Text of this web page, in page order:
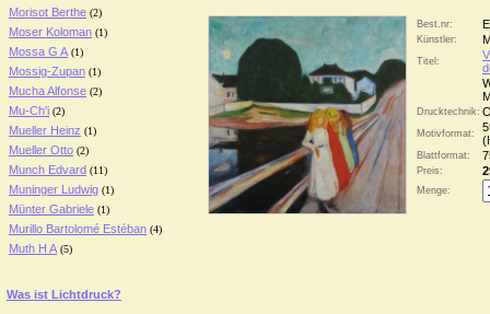
Morisot Berthe (2)
Moser Koloman (1)
Mossa G A (1)
Mossig-Zupan (1)
Mucha Alfonse (2)
Mu-Ch'i (2)
Mueller Heinz (1)
Mueller Otto (2)
Munch Edvard (11)
Muninger Ludwig (1)
Münter Gabriele (1)
Murillo Bartolomé Estéban (4)
Muth H A (5)
Was ist Lichtdruck?
Best.nr:
Künstler:
Titel:
Drucktechnik:
Motivformat:
Blattformat:
Preis:
Menge: